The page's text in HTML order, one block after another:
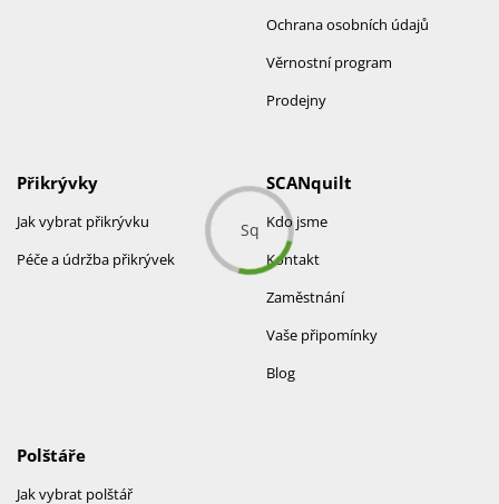
Ochrana osobních údajů
Věrnostní program
Prodejny
SCANquilt
Kdo jsme
Kontakt
Zaměstnání
Vaše připomínky
Blog
Přikrývky
Jak vybrat přikrývku
Péče a údržba přikrývek
Polštáře
Jak vybrat polštář